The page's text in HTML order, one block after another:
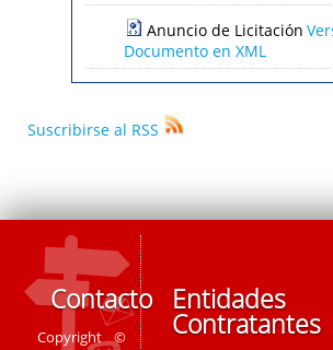
Anuncio de Licitación
Documento en XML
Suscribirse al RSS
Contacto
Copyright ©
Entidades
Contratantes